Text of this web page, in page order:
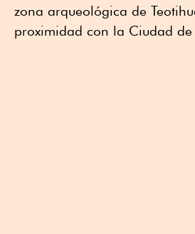
zona arqueológica de
proximidad con la Ciudad de